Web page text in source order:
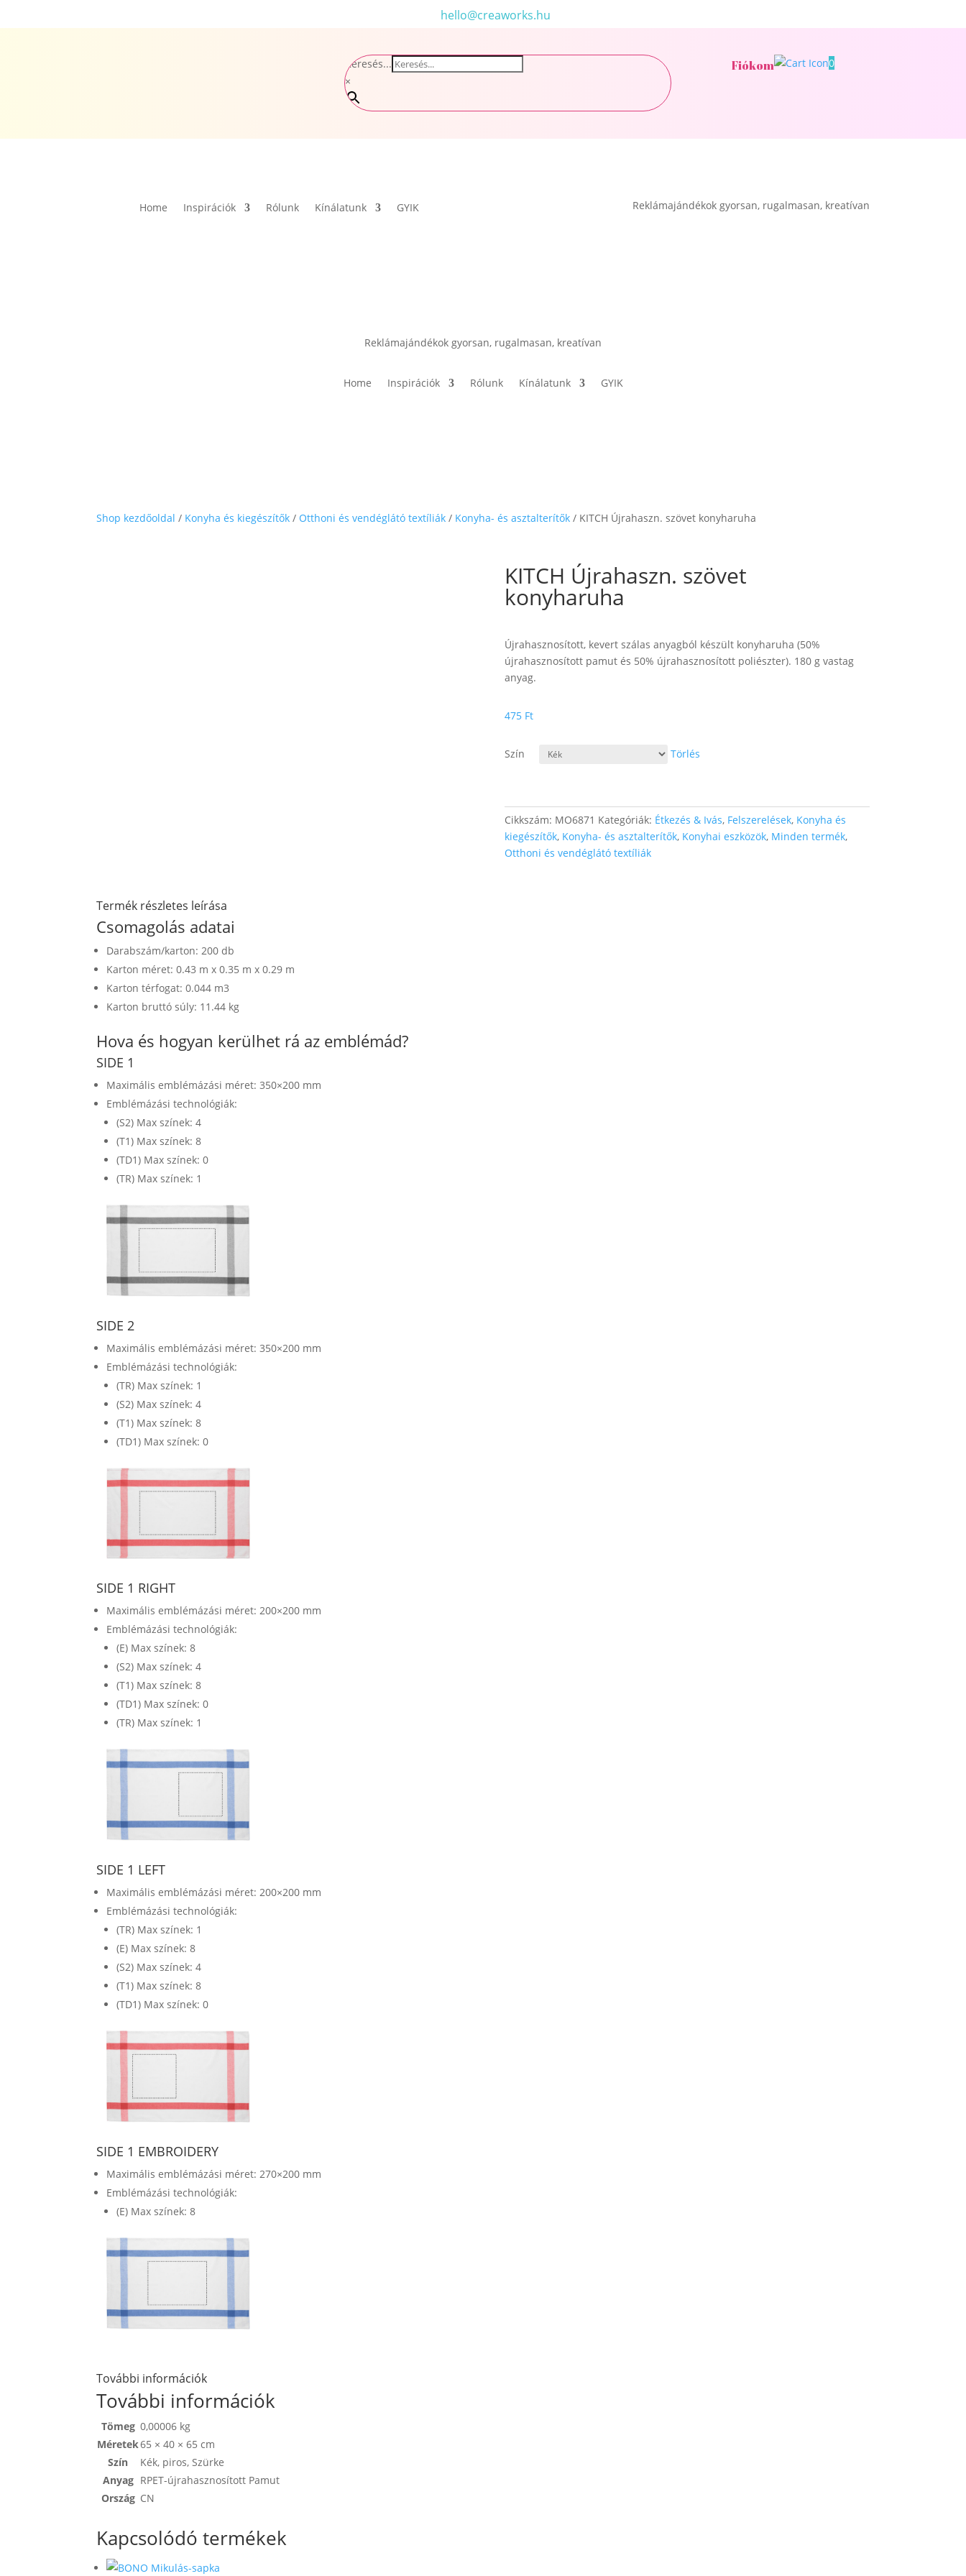
hello@creaworks.hu
Keresés...
×
Fiókom 0
Home Inspirációk Rólunk Kínálatunk GYIK Reklámajándékok gyorsan, rugalmasan, kreatívan
Reklámajándékok gyorsan, rugalmasan, kreatívan
Home Inspirációk Rólunk Kínálatunk GYIK
Shop kezdőoldal / Konyha és kiegészítők / Otthoni és vendéglátó textíliák / Konyha- és asztalterítők / KITCH Újrahaszn. szövet konyharuha
KITCH Újrahaszn. szövet
konyharuha
Újrahasznosított, kevert szálas anyagból készült konyharuha (50%
újrahasznosított pamut és 50% újrahasznosított poliészter). 180 g vastag
anyag.
475 Ft
Szín Törlés
Cikkszám: MO6871 Kategóriák: Étkezés & Ivás, Felszerelések, Konyha és
kiegészítők, Konyha- és asztalterítők, Konyhai eszközök, Minden termék,
Otthoni és vendéglátó textíliák
Termék részletes leírása
Csomagolás adatai
Darabszám/karton: 200 db
Karton méret: 0.43 m x 0.35 m x 0.29 m
Karton térfogat: 0.044 m3
Karton bruttó súly: 11.44 kg
Hova és hogyan kerülhet rá az emblémád?
SIDE 1
Maximális emblémázási méret: 350×200 mm
Emblémázási technológiák:
(S2) Max színek: 4
(T1) Max színek: 8
(TD1) Max színek: 0
(TR) Max színek: 1
SIDE 2
Maximális emblémázási méret: 350×200 mm
Emblémázási technológiák:
(TR) Max színek: 1
(S2) Max színek: 4
(T1) Max színek: 8
(TD1) Max színek: 0
SIDE 1 RIGHT
Maximális emblémázási méret: 200×200 mm
Emblémázási technológiák:
(E) Max színek: 8
(S2) Max színek: 4
(T1) Max színek: 8
(TD1) Max színek: 0
(TR) Max színek: 1
SIDE 1 LEFT
Maximális emblémázási méret: 200×200 mm
Emblémázási technológiák:
(TR) Max színek: 1
(E) Max színek: 8
(S2) Max színek: 4
(T1) Max színek: 8
(TD1) Max színek: 0
SIDE 1 EMBROIDERY
Maximális emblémázási méret: 270×200 mm
Emblémázási technológiák:
(E) Max színek: 8
További információk
További információk
Tömeg 0,00006 kg
Méretek65 × 40 × 65 cm
Szín
Kék, piros,Szürke
Anyag RPET-újrahasznosított Pamut
Ország CN
Kapcsolódó termékek